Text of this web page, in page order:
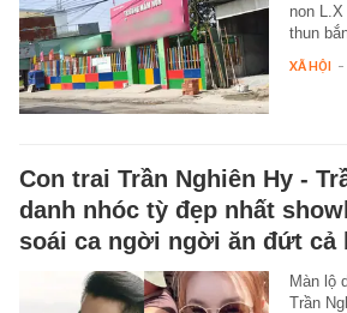
non
thun
XÃ HỘI -
Con trai Trần Nghiên Hy -
danh nhóc tỳ đẹp nhất
soái ca ngời ngời ăn đứt cả
Màn lộ
Trần